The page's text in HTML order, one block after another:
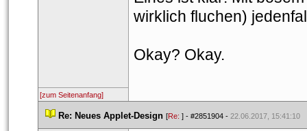
wirklich fluchen)
Okay? Okay.
[zum Seitenanfang]
Re: Neues Applet-Design [Re: ] - #2851904 - 22.06.2017, 15:41:10